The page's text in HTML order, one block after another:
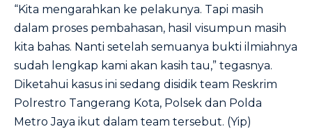
“Kita mengarahkan ke pelakunya. Tapi masih
dalam proses pembahasan, hasil visumpun masih
kita bahas. Nanti setelah semuanya bukti ilmiahnya
sudah lengkap kami akan kasih tau,” tegasnya.
Diketahui kasus ini sedang disidik team Reskrim
Polrestro Tangerang Kota, Polsek dan Polda
Metro Jaya ikut dalam team tersebut. (Yip)